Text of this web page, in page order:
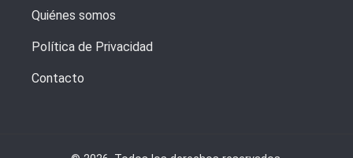
Quiénes somos
Política de Privacidad
Contacto